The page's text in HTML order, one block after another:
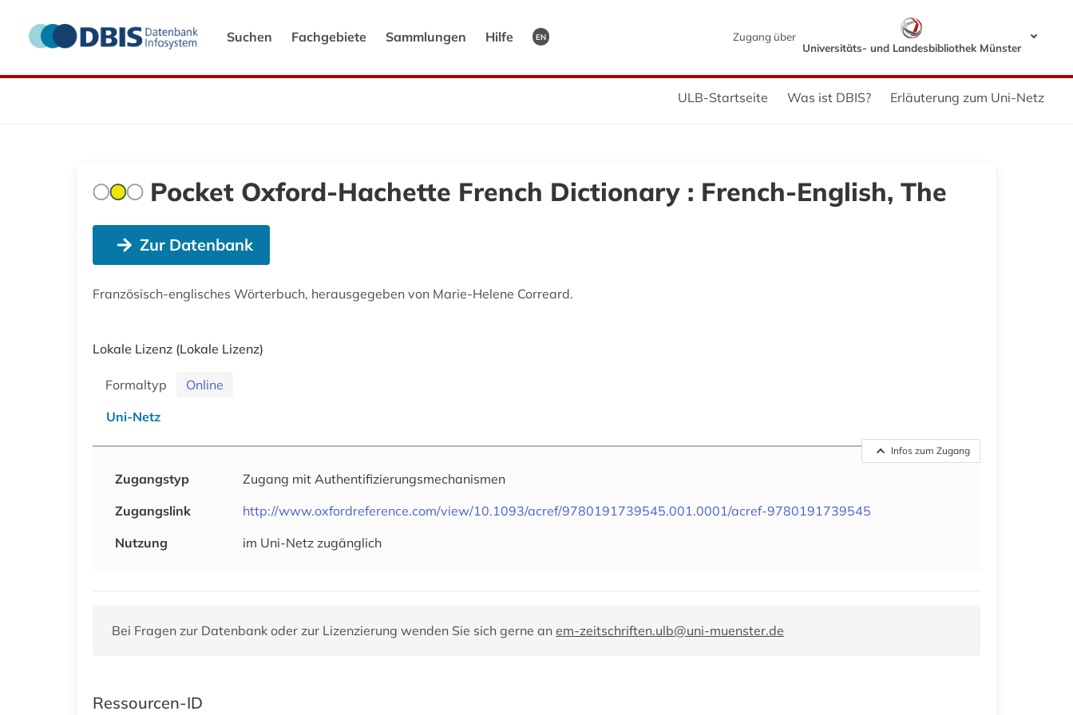
Suchen Fachgebiete Sammlungen Hilfe EN
Zugang über
Universitäts- und Landesbibliothek Münster
ULB-Startseite Was ist DBIS? Erläuterung zum Uni-Netz
Pocket Oxford-Hachette French Dictionary : French-English, The
Zur Datenbank
Französisch-englisches Wörterbuch, herausgegeben von Marie-Helene Correard.
Lokale Lizenz (Lokale Lizenz)
Formaltyp
Online
Uni-Netz
Infos zum Zugang
Zugangstyp
Zugang mit Authentifizierungsmechanismen
Zugangslink
http://www.oxfordreference.com/view/10.1093/acref/9780191739545.001.0001/acref-9780191739545
Nutzung
im Uni-Netz zugänglich
Bei Fragen zur Datenbank oder zur Lizenzierung wenden Sie sich gerne an em-zeitschriften.ulb@uni-muenster.de
Ressourcen-ID